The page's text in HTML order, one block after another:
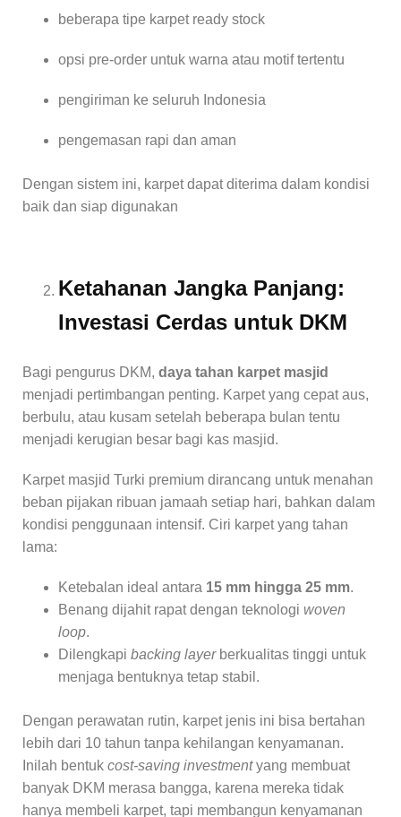
beberapa tipe karpet ready stock
opsi pre-order untuk warna atau motif tertentu
pengiriman ke seluruh Indonesia
pengemasan rapi dan aman
Dengan sistem ini, karpet dapat diterima dalam kondisi
baik dan siap digunakan
Ketahanan Jangka Panjang:
Investasi Cerdas untuk DKM
Bagi pengurus DKM, daya tahan karpet masjid
menjadi pertimbangan penting. Karpet yang cepat aus,
berbulu, atau kusam setelah beberapa bulan tentu
menjadi kerugian besar bagi kas masjid.
Karpet masjid Turki premium dirancang untuk menahan
beban pijakan ribuan jamaah setiap hari, bahkan dalam
kondisi penggunaan intensif. Ciri karpet yang tahan
lama:
Ketebalan ideal antara 15 mm hingga 25 mm.
Benang dijahit rapat dengan teknologi woven
loop.
Dilengkapi backing layerberkualitas tinggi untuk
menjaga bentuknya tetap stabil.
Dengan perawatan rutin, karpet jenis ini bisa bertahan
lebih dari 10 tahun tanpa kehilangan kenyamanan.
Inilah bentuk cost-saving investmentyang membuat
banyak DKM merasa bangga, karena mereka tidak
hanya membeli karpet, tapi membangun kenyamanan